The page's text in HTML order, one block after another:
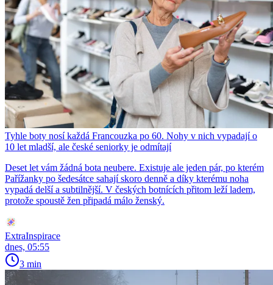
Tyhle boty nosí každá Francouzka po 60. Nohy v nich vypadají o
10 let mladší, ale české seniorky je odmítají
Deset let vám žádná bota neubere. Existuje ale jeden pár, po kterém
Pařížanky po šedesátce sahají skoro denně a díky kterému noha
vypadá delší a subtilnější. V českých botnících přitom leží ladem,
protože spoustě žen připadá málo ženský.
ExtraInspirace
dnes, 05:55
3 min